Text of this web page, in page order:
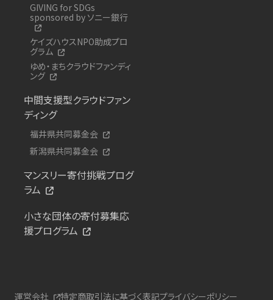
GIVING for SDGs
sponsored by ソニー銀行
ケイズハウスNPO助成プロ
グラム
ゆめ・まちクラウドファンディ
ング
中間支援型クラウドファン
ディング
福井県共同募金会
新潟県共同募金会
マンスリー寄付挑戦プログ
ラム
小さな団体の寄付募集応
援プログラム
運営会社 特定商取引法に基づく表記プライバシーポリシー